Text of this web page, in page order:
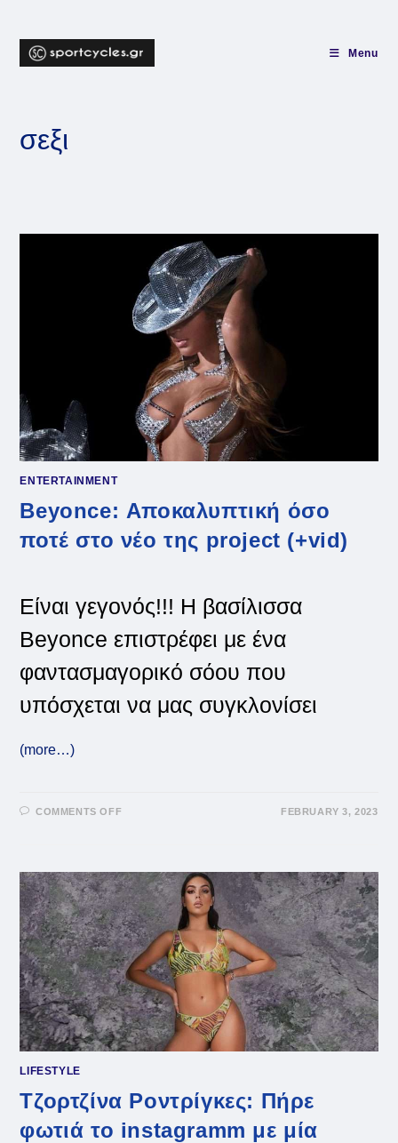
content
Menu
σεξι
ENTERTAINMENT
Beyonce: Αποκαλυπτική όσο
ποτέ στο νέο της project (+vid)
Είναι γεγονός!!! Η βασίλισσα
Beyonce επιστρέφει με ένα
φαντασμαγορικό σόου που
υπόσχεται να μας συγκλονίσει
(more…)
COMMENTS OFF
ΝΈΟ
ΤΗΣ
PROJECT
(+VID)
FEBRUARY 3, 2023
LIFESTYLE
Τζορτζίνα Ροντρίγκες: Πήρε
φωτιά το instagramm με μία